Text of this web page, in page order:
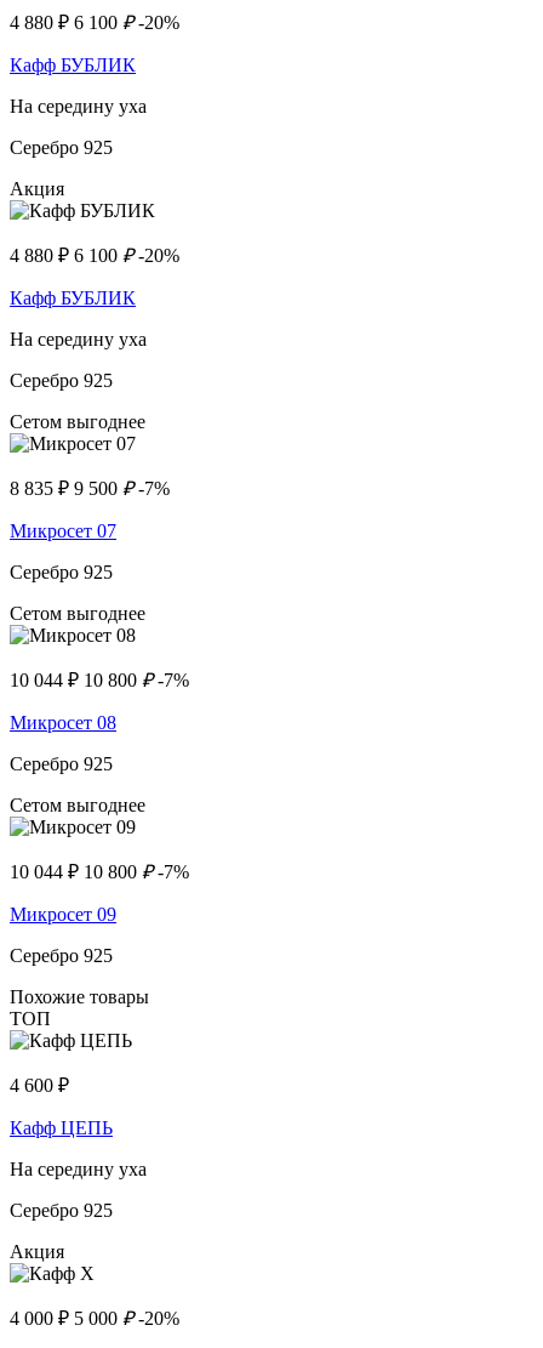
4 880 ₽ 6 100 ₽ -20%
Кафф БУБЛИК
На середину уха
Серебро 925
Акция
4 880 ₽ 6 100 ₽ -20%
Кафф БУБЛИК
На середину уха
Серебро 925
Сетом выгоднее
8 835 ₽ 9 500 ₽ -7%
Микросет 07
Серебро 925
Сетом выгоднее
10 044 ₽ 10 800 ₽ -7%
Микросет 08
Серебро 925
Сетом выгоднее
10 044 ₽ 10 800 ₽ -7%
Микросет 09
Серебро 925
Похожие товары
ТОП
4 600 ₽
Кафф ЦЕПЬ
На середину уха
Серебро 925
Акция
4 000 ₽ 5 000 ₽ -20%